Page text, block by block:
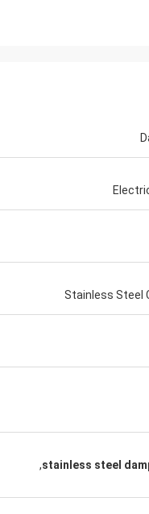
Stainless Steel
stainless steel
,